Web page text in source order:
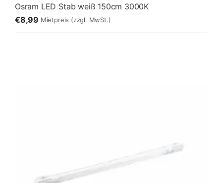
Osram LED Stab weiß 150cm 3000K
€8,99 Mietpreis (zzgl. MwSt.)